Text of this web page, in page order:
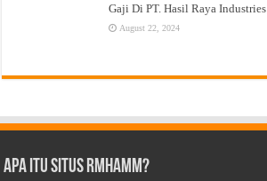
Gaji Di PT. Hasil Raya Industries
August 22, 2024
Apa Itu Situs Rmhamm?